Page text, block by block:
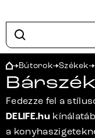
Bútorok Székek
Fedezze fel a
DELIFE.hu
a